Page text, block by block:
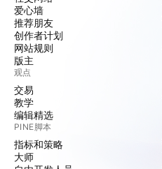
爱心墙
推荐朋友
创作者计划
网站规则
版主
观点
交易
教学
编辑精选
PINE脚本
指标和策略
大师